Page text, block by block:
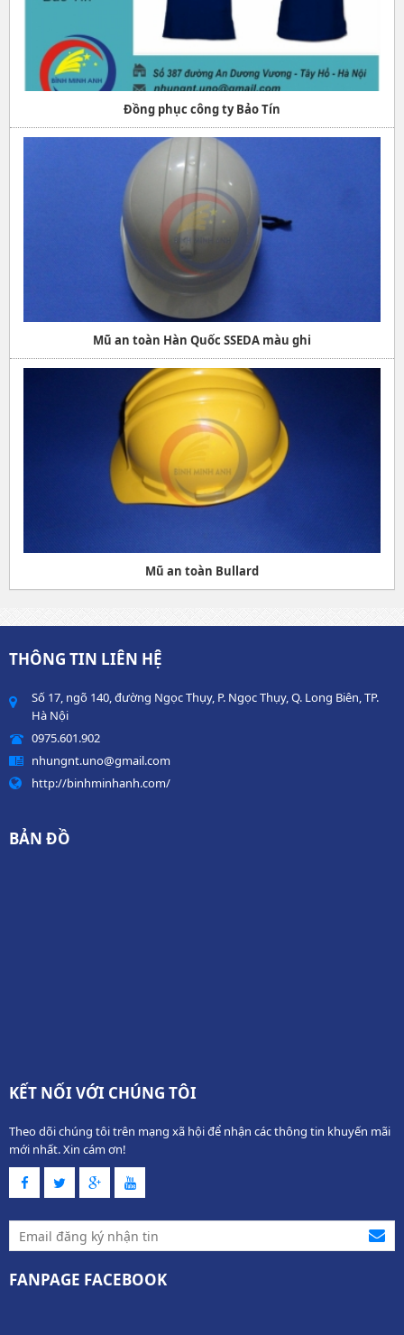
Đồng phục công ty Bảo Tín
Mũ an toàn Hàn Quốc SSEDA màu ghi
Mũ an toàn Bullard
THÔNG TIN LIÊN HỆ
Số 17, ngõ 140, đường Ngọc Thụy, P. Ngọc Thụy, Q. Long Biên, TP.
Hà Nội
0975.601.902
nhungnt.uno@gmail.com
http://binhminhanh.com/
BẢN ĐỒ
KẾT NỐI VỚI CHÚNG TÔI
Theo dõi chúng tôi trên mạng xã hội để nhận các thông tin khuyến mãi
mới nhất. Xin cám ơn!
FANPAGE FACEBOOK